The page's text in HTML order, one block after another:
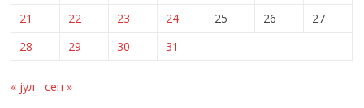
21
22 23 24 25 26
27
28
29 30 31
« јул сеп »